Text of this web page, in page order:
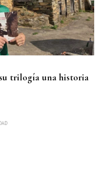
trilogía una historia